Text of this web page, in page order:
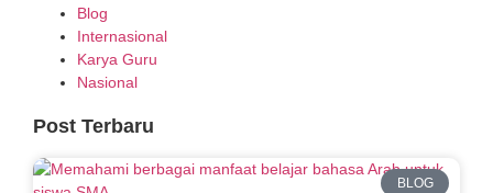
Blog
Internasional
Karya Guru
Nasional
Post Terbaru
BLOG